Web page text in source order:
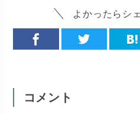
よかったらシ
コメント